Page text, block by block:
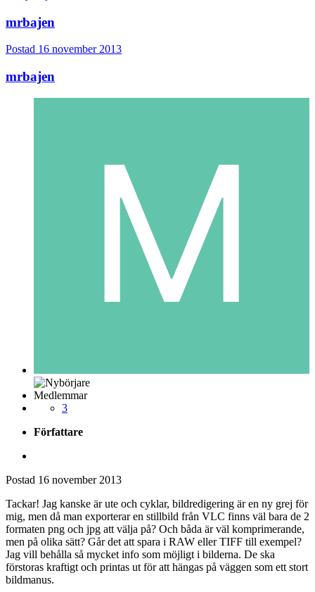
mrbajen
Postad 16 november 2013
mrbajen
Medlemmar
3
Författare
Postad 16 november 2013
Tackar! Jag kanske är ute och cyklar, bildredigering är en ny grej för
mig, men då man exporterar en stillbild från VLC finns väl bara de 2
formaten png och jpg att välja på? Och båda är väl komprimerande,
men på olika sätt? Går det att spara i RAW eller TIFF till exempel?
Jag vill behålla så mycket info som möjligt i bilderna. De ska
förstoras kraftigt och printas ut för att hängas på väggen som ett stort
bildmanus.